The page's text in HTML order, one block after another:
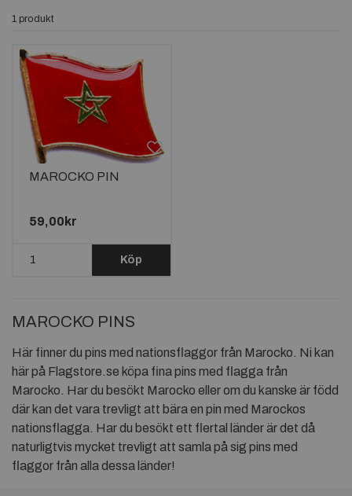
1 produkt
MAROCKO PIN
59,00kr
Köp
MAROCKO PINS
Här finner du pins med nationsflaggor från Marocko. Ni kan
här på Flagstore.se köpa fina pins med flagga från
Marocko. Har du besökt Marocko eller om du kanske är född
där kan det vara trevligt att bära en pin med Marockos
nationsflagga. Har du besökt ett flertal länder är det då
naturligtvis mycket trevligt att samla på sig pins med
flaggor från alla dessa länder!